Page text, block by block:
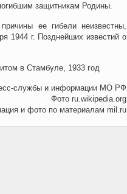
защитникам Родины.
ее гибели неизвестны,
1944 г. Позднейших известий о
в Стамбуле, 1933 год
службы и информации МО РФ
Фото ru.wikipedia.org
и фото по материалам mil.ru